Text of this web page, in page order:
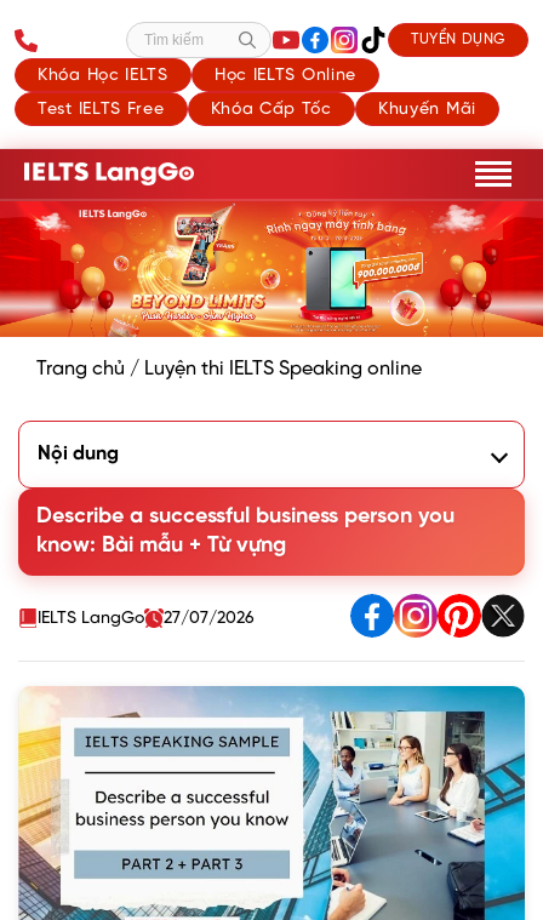
Khóa Học IELTS
Học IELTS Online
Test IELTS Free
Khóa Cấp Tốc Khuyến Mãi
Tìm kiếm TUYỂN DỤNG
Trang chủ / Luyện thi IELTS Speaking online
Nội dung
know
2. Bài mẫu Describe a successful business person you know
Part 2
3. Part 3 Describe a successful business person you know
Describe a successful business person you
know: Bài mẫu + Từ vựng
IELTS LangGo 27/07/2026